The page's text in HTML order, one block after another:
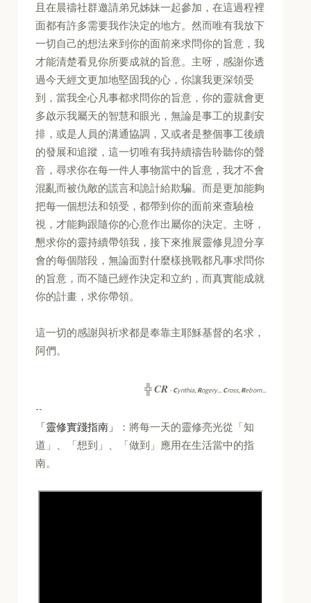
且在晨禱社群邀請弟兄姊妹一起參加，在這過程裡
面都有許多需要我作決定的地方。然而唯有我放下
一切自己的想法來到你的面前來求問你的旨意，我
才能清楚看見你所要成就的旨意。主呀，感謝你透
過今天經文更加地堅固我的心，你讓我更深領受
到，當我全心凡事都求問你的旨意，你的靈就會更
多啟示我屬天的智慧和眼光，無論是事工的規劃安
排，或是人員的溝通協調，又或者是整個事工後續
的發展和追蹤，這一切唯有我持續禱告聆聽你的聲
音，尋求你在每一件人事物當中的旨意，我才不會
混亂而被仇敵的謊言和詭計給欺騙。而是更加能夠
把每一個想法和領受，都帶到你的面前來查驗檢
視，才能夠跟隨你的心意作出屬你的決定。主呀，
懇求你的靈持續帶領我，接下來推展靈修見證分享
會的每個階段，無論面對什麼樣挑戰都凡事求問你
的旨意，而不隨已經作決定和立約，而真實能成就
你的計畫，求你帶領。
這一切的感謝與祈求都是奉靠主耶穌基督的名求，
阿們。
╬CR -Cynthia, Rogery... Cross, Reborn...
--
「靈修實踐指南」
：將每一天的靈修亮光從「知
道」、「想到」、「做到」應用在生活當中的指
南。